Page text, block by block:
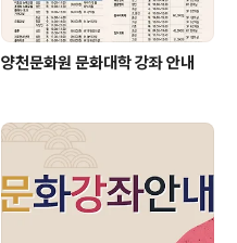
양천문화원 문화대학 강좌 안내